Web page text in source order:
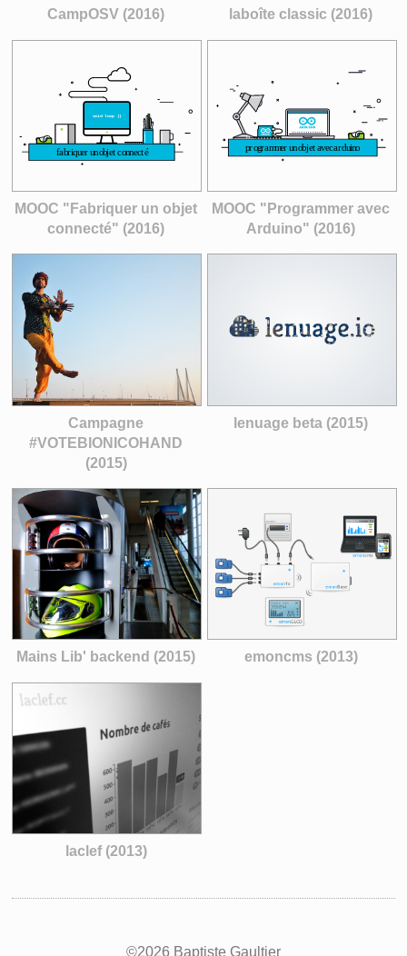
CampOSV (2016) laboîte classic (2016)
MOOC "Fabriquer un objet
connecté" (2016)
MOOC "Programmer avec
Arduino" (2016)
Campagne
#VOTEBIONICOHAND
(2015)
lenuage beta (2015)
Mains Lib' backend (2015) emoncms (2013)
laclef (2013)
©2026 Baptiste Gaultier